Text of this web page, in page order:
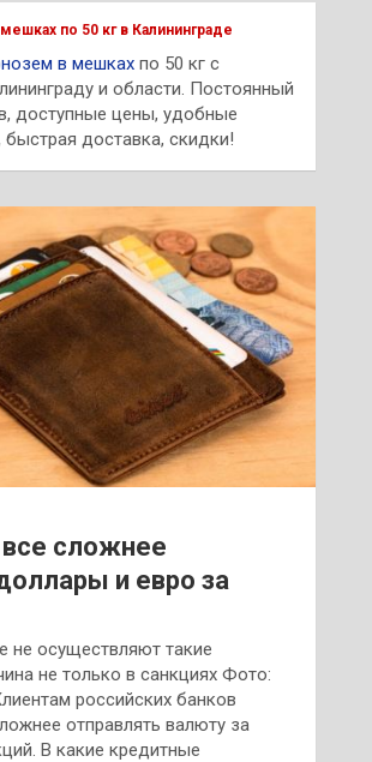
по 50 кг в Калининграде
в мешках по 50 кг с
и области. Постоянный
доступные цены, удобные
доставка, скидки!
сложнее
и евро за
не осуществляют такие
не только в санкциях Фото:
российских банков
отправлять валюту за
В какие кредитные